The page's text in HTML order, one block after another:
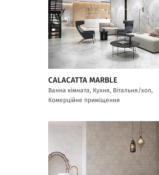
CALACATTA MARBLE
Ванна кімната, Кухня, Вітальня/хол,
Комерційне приміщення